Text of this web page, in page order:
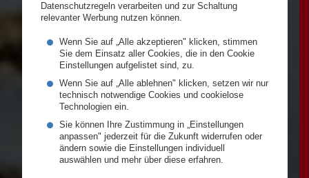
Datenschutzregeln verarbeiten und zur Schaltung
relevanter Werbung nutzen können.
Wenn Sie auf „Alle akzeptieren" klicken, stimmen
Sie dem Einsatz aller Cookies, die in den Cookie
Einstellungen aufgelistet sind, zu.
Wenn Sie auf „Alle ablehnen" klicken, setzen wir nur
technisch notwendige Cookies und cookielose
Technologien ein.
Sie können Ihre Zustimmung in „Einstellungen
anpassen" jederzeit für die Zukunft widerrufen oder
ändern sowie die Einstellungen individuell
auswählen und mehr über diese erfahren.